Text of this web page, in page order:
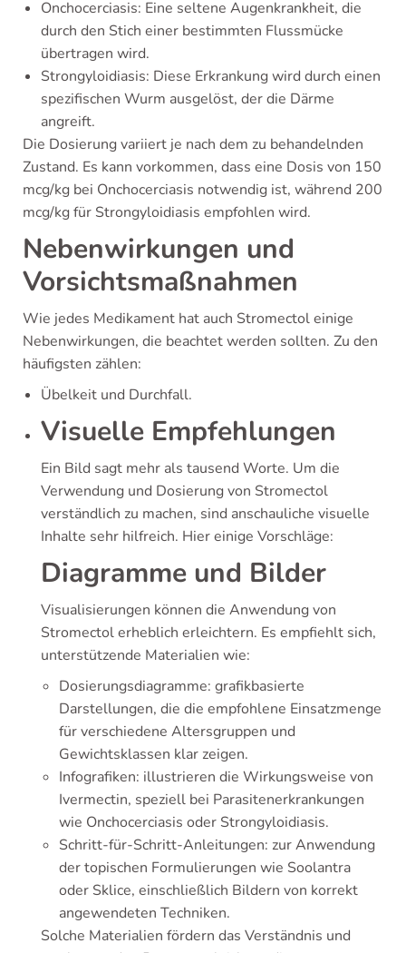
Onchocerciasis: Eine seltene Augenkrankheit, die
durch den Stich einer bestimmten Flussmücke
übertragen wird.
Strongyloidiasis: Diese Erkrankung wird durch einen
spezifischen Wurm ausgelöst, der die Därme
angreift.
Die Dosierung variiert je nach dem zu behandelnden
Zustand. Es kann vorkommen, dass eine Dosis von 150
mcg/kg bei Onchocerciasis notwendig ist, während 200
mcg/kg für Strongyloidiasis empfohlen wird.
Nebenwirkungen und
Vorsichtsmaßnahmen
Wie jedes Medikament hat auch Stromectol einige
Nebenwirkungen, die beachtet werden sollten. Zu den
häufigsten zählen:
Übelkeit und Durchfall.
Visuelle Empfehlungen
Ein Bild sagt mehr als tausend Worte. Um die
Verwendung und Dosierung von Stromectol
verständlich zu machen, sind anschauliche visuelle
Inhalte sehr hilfreich. Hier einige Vorschläge:
Diagramme und Bilder
Visualisierungen können die Anwendung von
Stromectol erheblich erleichtern. Es empfiehlt sich,
unterstützende Materialien wie:
Dosierungsdiagramme: grafikbasierte
Darstellungen, die die empfohlene Einsatzmenge
für verschiedene Altersgruppen und
Gewichtsklassen klar zeigen.
Infografiken: illustrieren die Wirkungsweise von
Ivermectin, speziell bei Parasitenerkrankungen
wie Onchocerciasis oder Strongyloidiasis.
Schritt-für-Schritt-Anleitungen: zur Anwendung
der topischen Formulierungen wie Soolantra
oder Sklice, einschließlich Bildern von korrekt
angewendeten Techniken.
Solche Materialien fördern das Verständnis und